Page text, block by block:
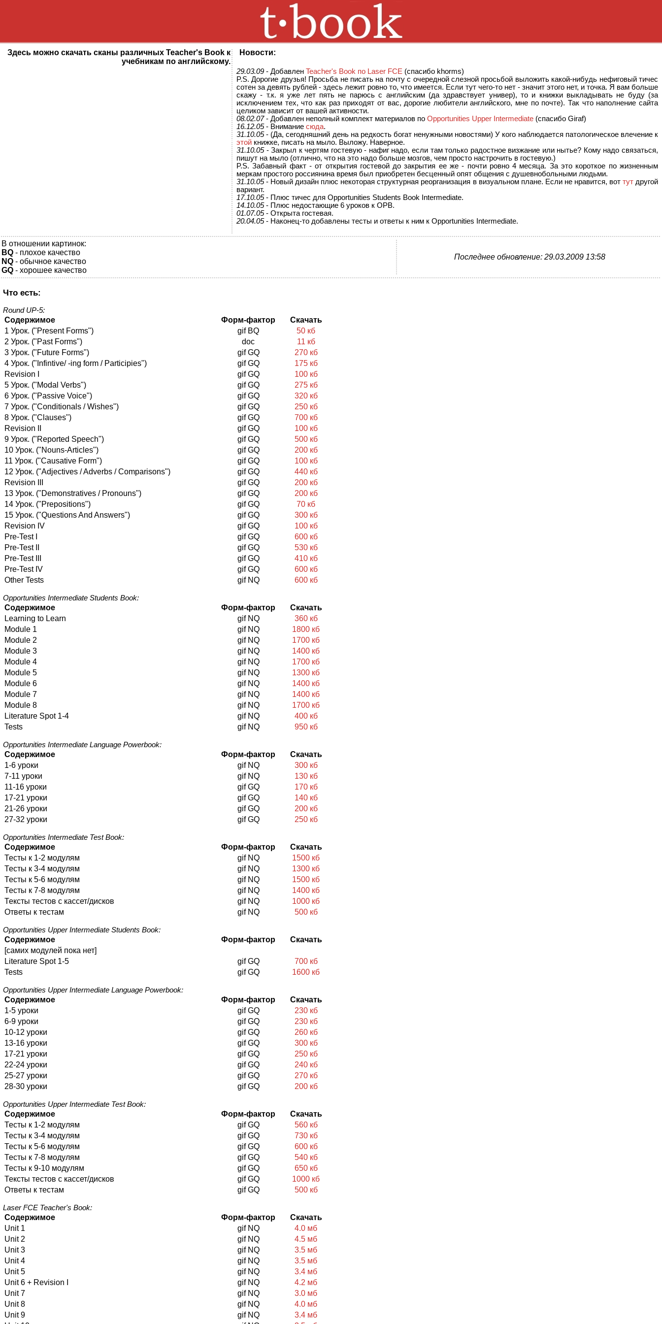
Здесь можно скачать сканы различных Teacher's Book к
учебникам по английскому.
Новости:
29.03.09 - Добавлен Teacher's Book по Laser FCE (спасибо khorms)
P.S. Дорогие друзья! Просьба не писать на почту с очередной слезной просьбой выложить какой-нибудь нефиговый тичес
сотен за девять рублей - здесь лежит ровно то, что имеется. Если тут чего-то нет - значит этого нет, и точка. Я вам больше
скажу - т.к. я уже лет пять не парюсь с английским (да здравствует универ), то и книжки выкладывать не буду (за
исключением тех, что как раз приходят от вас, дорогие любители английского, мне по почте). Так что наполнение сайта
целиком зависит от вашей активности.
08.02.07- Добавлен неполный комплект материалов по Opportunities Upper Intermediate (спасибо Giraf)
16.12.05- Внимание сюда.
31.10.05- (Да, сегодняшний день на редкость богат ненужными новостями) У кого наблюдается патологическое влечение к
этой книжке, писать на мыло. Выложу. Наверное.
31.10.05- Закрыл к чертям гостевую - нафиг надо, если там только радостное визжание или нытье? Кому надо связаться,
пишут на мыло (отлично, что на это надо больше мозгов, чем просто настрочить в гостевую.)
P.S. Забавный факт - от открытия гостевой до закрытия ее же - почти ровно 4 месяца. За это короткое по жизненным
меркам простого россиянина время был приобретен бесценный опят общения с душевнобольными людьми.
31.10.05- Новый дизайн плюс некоторая структурная реорганизация в визуальном плане. Если не нравится, вот тутдругой
вариант.
17.10.05- Плюс тичес для Opportunities Students Book Intermediate.
14.10.05- Плюс недостающие 6 уроков к OPB.
01.07.05- Открыта гостевая.
20.04.05- Наконец-то добавлены тесты и ответы к ним к Opportunities Intermediate.
В отношении картинок:
BQ - плохое качество
NQ - обычное качество
GQ - хорошее качество
Последнее обновление: 29.03.2009 13:58
Что есть:
Round UP-5:
Содержимое Форм-фактор
Скачать
1 Урок. ("Present Forms")
gif BQ
50 кб
2 Урок. ("Past Forms")
doc
11 кб
3 Урок. ("Future Forms")
gif GQ
270 кб
4 Урок. ("Infintive/ -ing form / Participies")
gif GQ
175 кб
Revision I
gif GQ
100 кб
5 Урок. ("Modal Verbs")
gif GQ
275 кб
6 Урок. ("Passive Voice")
gif GQ
320 кб
7 Урок. ("Conditionals / Wishes")
gif GQ
250 кб
8 Урок. ("Clauses")
gif GQ
700 кб
Revision II
gif GQ
100 кб
9 Урок. ("Reported Speech")
gif GQ
500 кб
10 Урок. ("Nouns-Articles")
gif GQ
200 кб
11 Урок. ("Causative Form")
gif GQ
100 кб
12 Урок. ("Adjectives / Adverbs / Comparisons")
gif GQ
440 кб
Revision III
gif GQ
200 кб
13 Урок. ("Demonstratives / Pronouns")
gif GQ
200 кб
14 Урок. ("Prepositions")
gif GQ
70 кб
15 Урок. ("Questions And Answers")
gif GQ
300 кб
Revision IV
gif GQ
100 кб
Pre-Test I
gif GQ
600 кб
Pre-Test II
gif GQ
530 кб
Pre-Test III
gif GQ
410 кб
Pre-Test IV
gif GQ
600 кб
Other Tests
gif NQ 600 кб
Opportunities Intermediate Students Book:
Содержимое Форм-фактор
Скачать
Learning to Learn
gif NQ
360 кб
Module 1
gif NQ
1800 кб
Module 2
gif NQ
1700 кб
Module 3
gif NQ
1400 кб
Module 4
gif NQ
1700 кб
Module 5
gif NQ
1300 кб
Module 6
gif NQ
1400 кб
Module 7
gif NQ
1400 кб
Module 8
gif NQ
1700 кб
Literature Spot 1-4
gif NQ
400 кб
Tests
gif NQ 950 кб
Opportunities Intermediate Language Powerbook:
Содержимое Форм-фактор
Скачать
1-6 уроки
gif NQ
300 кб
7-11 уроки
gif NQ
130 кб
11-16 уроки
gif GQ
170 кб
17-21 уроки
gif GQ
140 кб
21-26 уроки
gif GQ
200 кб
27-32 уроки
gif GQ 250 кб
Opportunities Intermediate Test Book:
Содержимое Форм-фактор
Скачать
Тесты к 1-2 модулям
gif NQ
1500 кб
Тесты к 3-4 модулям
gif NQ
1300 кб
Тесты к 5-6 модулям
gif NQ
1500 кб
Тесты к 7-8 модулям
gif NQ
1400 кб
Тексты тестов с кассет/дисков
gif NQ
1000 кб
Ответы к тестам
gif NQ 500 кб
Opportunities Upper Intermediate Students Book:
Содержимое Форм-фактор
Скачать
[самих модулей пока нет]
Literature Spot 1-5
gif GQ
700 кб
Tests
gif GQ 1600 кб
Opportunities Upper Intermediate Language Powerbook:
Содержимое Форм-фактор
Скачать
1-5 уроки
gif GQ
230 кб
6-9 уроки
gif GQ
230 кб
10-12 уроки
gif GQ
260 кб
13-16 уроки
gif GQ
300 кб
17-21 уроки
gif GQ
250 кб
22-24 уроки
gif GQ
240 кб
25-27 уроки
gif GQ
270 кб
28-30 уроки
gif GQ 200 кб
Opportunities Upper Intermediate Test Book:
Содержимое Форм-фактор
Скачать
Тесты к 1-2 модулям
gif GQ
560 кб
Тесты к 3-4 модулям
gif GQ
730 кб
Тесты к 5-6 модулям
gif GQ
600 кб
Тесты к 7-8 модулям
gif GQ
540 кб
Тесты к 9-10 модулям
gif GQ
650 кб
Тексты тестов с кассет/дисков
gif GQ
1000 кб
Ответы к тестам
gif GQ 500 кб
Laser FCE Teacher's Book:
Содержимое Форм-фактор
Скачать
Unit 1
gif NQ
4.0 мб
Unit 2
gif NQ
4.5 мб
Unit 3
gif NQ
3.5 мб
Unit 4
gif NQ
3.5 мб
Unit 5
gif NQ
3.4 мб
Unit 6 + Revision I
gif NQ
4.2 мб
Unit 7
gif NQ
3.0 мб
Unit 8
gif NQ
4.0 мб
Unit 9
gif NQ
3.4 мб